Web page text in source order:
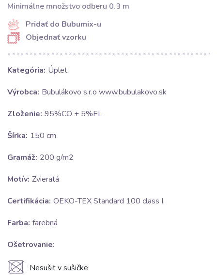
Minimálne množstvo odberu 0.3 m
Pridať do Bubumix-u
Objednať vzorku
Kategória: Úplet
Výrobca: Bubulákovo s.r.o www.bubulakovo.sk
Zloženie: 95%CO + 5%EL
Šírka: 150 cm
Gramáž: 200 g/m2
Motív: Zvieratá
Certifikácia: OEKO-TEX Standard 100 class I.
Farba: farebná
Ošetrovanie:
U Nesušiť v sušičke